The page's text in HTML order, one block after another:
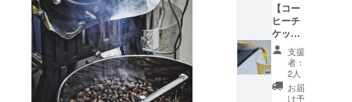
【コー
ヒーチ
ケット
10枚】
お好き
なコー
ヒー1杯
と交換
支援
者：
2人
お届
け予